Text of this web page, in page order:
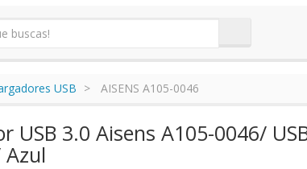
USB AISENS A105-0046
USB 3.0 Aisens A105-0046/